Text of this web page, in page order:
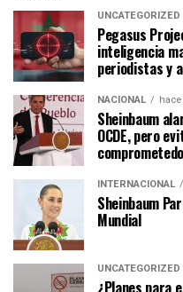
UNCATEGORIZED
Pegasus
inteligencia
periodistas y
NACIONAL
Sheinbaum
OCDE, pero
INTERNACIONAL
Sheinbaum
Mundial
UNCATEGORIZED
¿Planes para